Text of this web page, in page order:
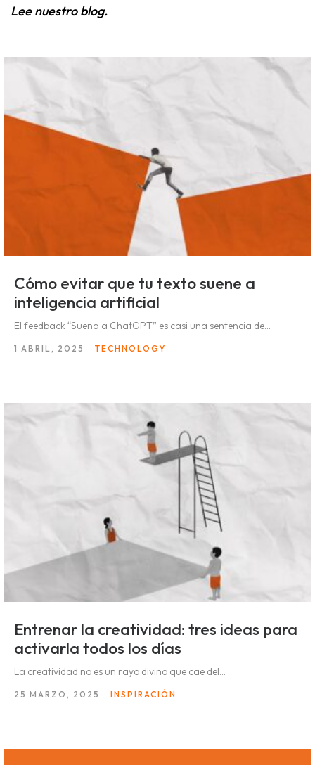
Lee nuestro blog.
Cómo evitar que tu texto suene a
inteligencia artificial
El feedback “Suena a ChatGPT” es casi una sentencia de...
1 ABRIL, 2025 TECHNOLOGY
Entrenar la creatividad: tres ideas para
activarla todos los días
La creatividad no es un rayo divino que cae del...
25 MARZO, 2025 INSPIRACIÓN